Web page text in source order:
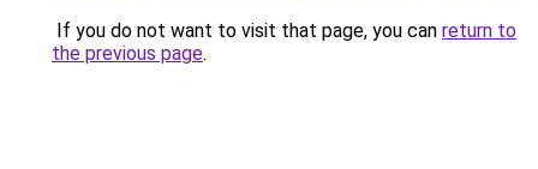
If you do not want to visit that page, you can return to
the previous page.